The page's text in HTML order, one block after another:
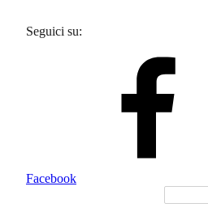
Seguici su:
Facebook